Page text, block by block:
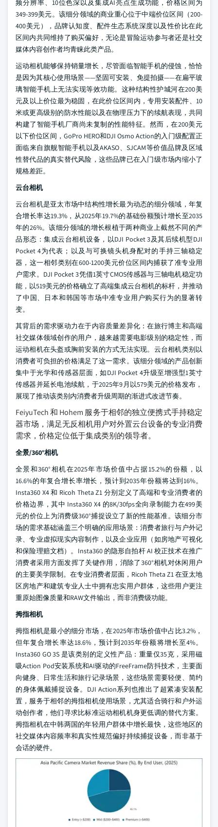
频分辨率、10位色深以及集成AI亮点生成功能，价格区间为
349-399美元。该细分领域的商业重心位于中端价位区间（200-
400美元），品牌认知度、配件生态系统深度以及性价比在此
区间内共同维持了购买偏好，无论是冒险运动参与者还是社交
媒体内容创作者均青睐此类产品。
运动相机能够保持销量增长，尽管面临智能手机的侵蚀，恰恰
是因为其核心使用场景——坚固可安装、免提拍摄——在扁平玻
璃智能手机上无法实现等效功能。这种结构性护城河在200美
元及以上价位最为稳固，在此价位区间内，专用安装配件、10
米或更高级别的防水性能以及在物理压力下的续航表现，共同
构建了智能手机厂商尚未复制的性能特征。然而，在200美元
以下价位区间，GoPro HERO和DJI Osmo Action的入门级配置正
面临来自旗舰智能手机以及AKASO、SJCAM等价值品牌及区域
性替代品的真实替代风险，这些品牌已在入门级市场内缩小了
规格差距。
云台相机
云台相机是亚太市场中结构性增长最为动态的细分领域，年复
合增长率达19.3%，从2025年19.7%的基础份额预计增长至2035
年的26%。该细分领域的增长根植于两种商业上截然不同的产
品形态：集成云台相机设备，以DJI Pocket 3及其后续机型DJI
Pocket 4为代表；以及与可换镜头机身配对的手持三轴稳定
器，这一相邻类别在600-1200美元价位区间内捕获了准专业用
户需求。DJI Pocket 3凭借1英寸CMOS传感器与三轴电机稳定功
能，以519美元的价格确立了高端集成云台相机的标杆，并推动
了中国、日本和韩国等市场中准专业用户购买行为的显著转
变。
其背后的需求驱动力在于内容质量差异化：在旅行博主和高端
社交媒体领域创作的用户，越来越需要电影级别的稳定性，而
运动相机在头盔或胸前安装的方式无法实现。云台相机类别以
消费者可负担的价格满足了这一需求。该细分领域的产品创新
集中于光学和传感器层面，如DJI Pocket 4升级至增强型1英寸
传感器并延长电池续航，于2025年9月以579美元的价格发布，
展现了推动该类别内消费者升级周期的渐进式改进节奏。
FeiyuTech 和 Hohem 服务于相邻的独立便携式手持稳定
器市场，满足无反相机用户对外置云台设备的专业消费
需求，价格定位低于集成类别的领导者。
全景/360°相机
全景和360°相机在2025年市场价值中占据15.2%的份额，以
16.6%的年复合增长率增长，预计到2035年份额将达到16%。
Insta360 X4 和 Ricoh Theta Z1 分别定义了高端和专业消费者的
价格边界，其中 Insta360 X4 的8K/30fps全向录制能力在499美
元的价位上为消费级360°捕捉设立了新的性能基准。该细分市
场的需求基础涵盖三个明确的应用场景：消费者旅行与户外记
录、专业虚拟现实内容制作，以及企业应用（如房地产可视化
和保险理赔文档）。Insta360 的隐形自拍杆 AI 校正技术在推广
消费者采用方面发挥了关键作用，消除了360°相机对休闲用户
的主要美学限制。在专业消费者层面，Ricoh Theta Z1 在亚太地
区房地产和建筑专业人士中拥有忠实用户群体，这些用户更注
重原始图像质量和RAW文件输出，而非消费级功能。
拇指相机
拇指相机是最小的细分市场，在2025年市场价值中占比3.2%，
但年复合增长率达18.6%，预计到2035年份额将增长至4%。
Insta360 GO 3S 是该类别的定义性产品：重量仅35克，采用磁
吸Action Pod安装系统和AI驱动的FreeFrame防抖技术，主要面
向健身、日常生活和旅行记录场景，这些场景需要轻便、简约
的身体佩戴捕捉设备。DJI Action系列也推出了超紧凑安装配
置，服务于相邻的拇指相机使用场景，尤其适合骑行和户外运
动创作者，他们寻求比标准运动相机机身更低调的替代方案。
拇指相机在中韩两国的年轻用户群体中增长最快，这些地区的
社交媒体内容频率和真实性规范偏好持续捕捉设备，而非基于
会话的硬件。